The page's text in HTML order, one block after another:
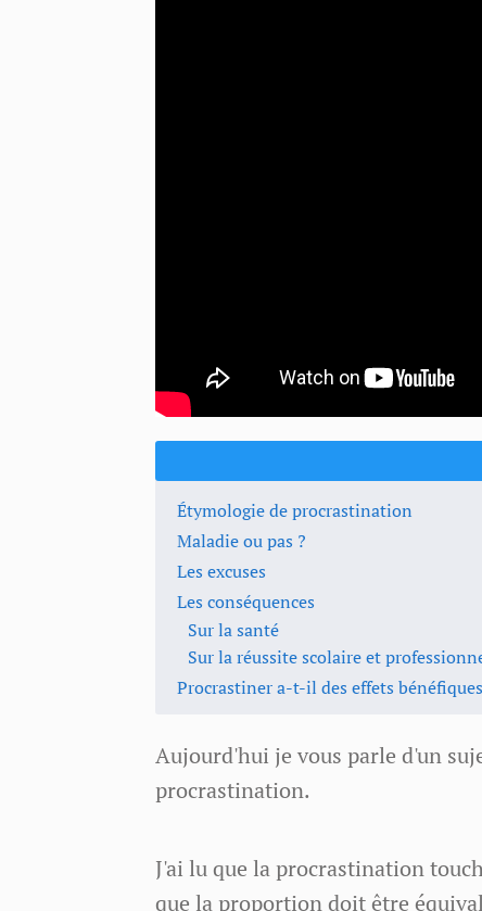
Étymologie de procrastination
Maladie ou pas ?
Les excuses
Les conséquences
Sur la santé
Sur la réussite scolaire et
Procrastiner a-t-il des effets
Aujourd'hui je vous parle d'un
procrastination.
J'ai lu que la procrastination
que la proportion doit être